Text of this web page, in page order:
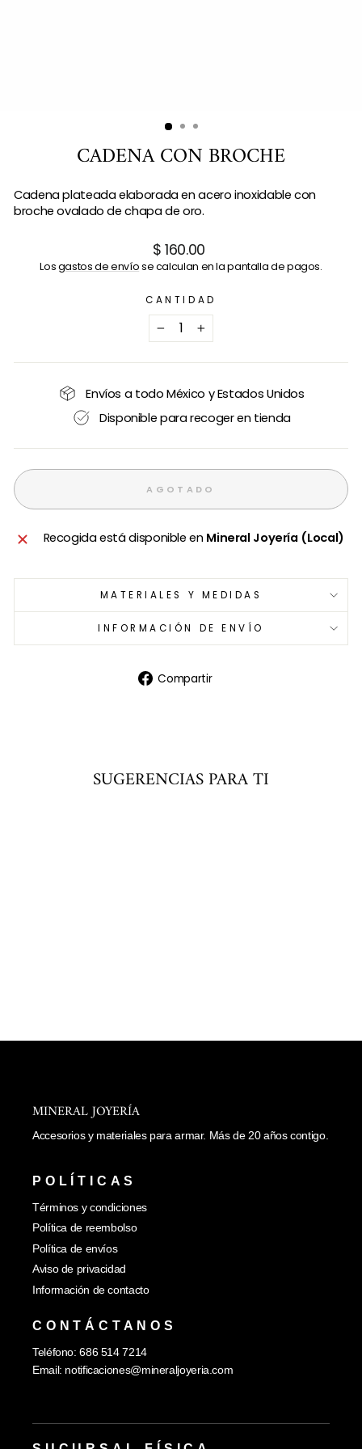
CADENA CON BROCHE
Cadena plateada elaborada en acero inoxidable con
broche ovalado de chapa de oro.
Precio
habitual
$ 160.00
Losgastos de envíose calculan en la pantalla de pagos.
CANTIDAD
− +
Envíos a todo México y Estados Unidos
Disponible para recoger en tienda
AGOTADO
Recogida está disponible en Mineral Joyería (Local)
MATERIALES Y MEDIDAS
INFORMACIÓN DE ENVÍO
Compartir
SUGERENCIAS PARA TI
MINERAL JOYERÍA
Accesorios y materiales para armar. Más de 20 años contigo.
POLÍTICAS
Términos y condiciones
Política de reembolso
Política de envíos
Aviso de privacidad
Información de contacto
CONTÁCTANOS
Teléfono: 686 514 7214
Email: notificaciones@mineraljoyeria.com